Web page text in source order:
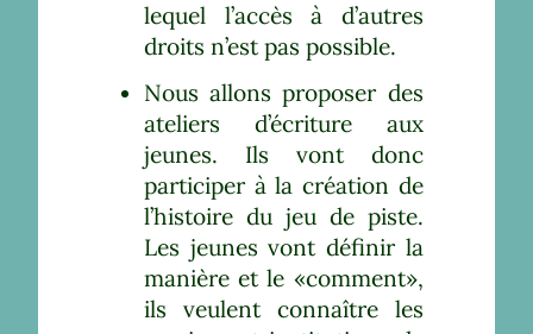
lequel l’accès à d’autres
droits n’est pas possible.
Nous allons proposer des
ateliers d’écriture aux
jeunes. Ils vont donc
participer à la création de
l’histoire du jeu de piste.
Les jeunes vont définir la
manière et le «comment»,
ils veulent connaître les